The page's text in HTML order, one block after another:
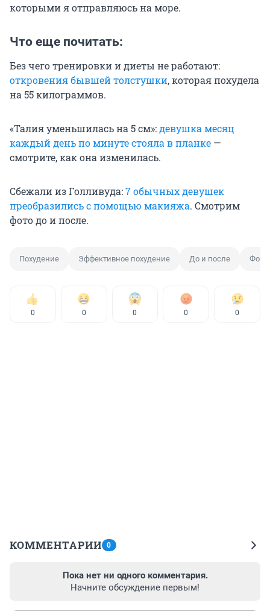
которыми я отправляюсь на море.
Что еще почитать:
Без чего тренировки и диеты не работают:
откровения бывшей толстушки, которая похудела
на 55 килограммов.
«Талия уменьшилась на 5 см»:девушка месяц
каждый день по минуте стояла в планке —
смотрите, как она изменилась.
Сбежали из Голливуда:7 обычных девушек
преобразились с помощью макияжа. Смотрим
фото до и после.
Похудение Эффективное похудение До и после Фото
0 0 0 0 0
КОММЕНТАРИИ 0
Пока нет ни одного комментария.
Начните обсуждение первым!